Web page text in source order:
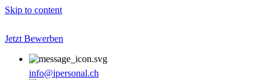
Skip to content
Jetzt Bewerben
info@ipersonal.ch